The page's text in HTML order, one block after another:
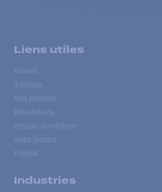
Liens utiles
Accueil
À propos
Nos produits
Réparations
Réseau numérique
Nous joindre
English
Industries